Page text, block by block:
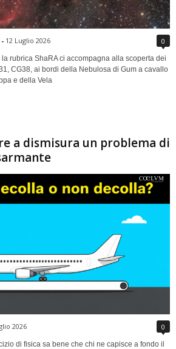
- 12 Luglio 2026 0
rubrica ShaRA ci accompagna alla scoperta dei
CG38, ai bordi della Nebulosa di Gum a cavallo
e della Vela
a dismisura un problema di
2026 0
di fisica sa bene che chi ne capisce a fondo il